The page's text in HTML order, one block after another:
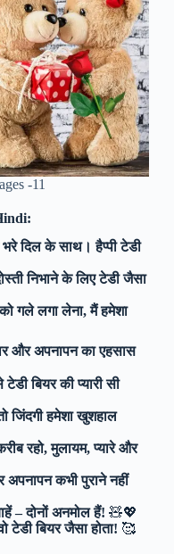
-11
भरे दिल के साथ। हैप्पी टेडी
निभाने के लिए टेडी जैसा
गले लगा लेना, मैं हमेशा
और अपनापन का एहसास
बियर की प्यारी सी
जिंदगी हमेशा खुशहाल
रहो, मुलायम, प्यारे और
अपनापन कभी पुराने नहीं
– दोनों अनमोल हैं! 🧸💖
टेडी बियर जैसा होता! 🥰